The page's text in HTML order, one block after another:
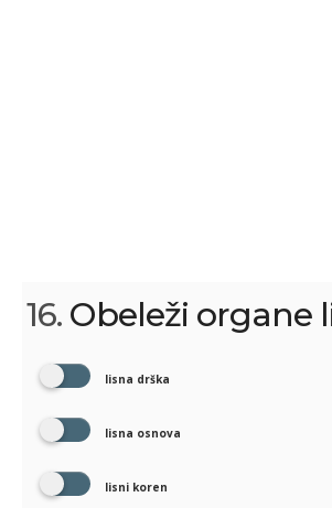
16. Obeleži organe
lisna drška
lisna osnova
lisni koren